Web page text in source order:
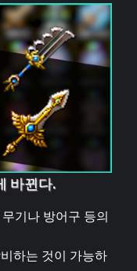
바뀐다.
무기나 방어구 등의
하는 것이 가능하